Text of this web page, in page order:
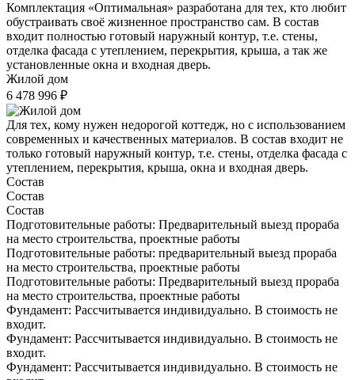
Комплектация «Оптимальная» разработана для тех, кто любит
обустраивать своё жизненное пространство сам. В состав
входит полностью готовый наружный контур, т.е. стены,
отделка фасада с утеплением, перекрытия, крыша, а так же
установленные окна и входная дверь.
Жилой дом
6 478 996 ₽
Для тех, кому нужен недорогой коттедж, но с использованием
современных и качественных материалов. В состав входит не
только готовый наружный контур, т.е. стены, отделка фасада с
утеплением, перекрытия, крыша, окна и входная дверь.
Состав
Состав
Состав
Подготовительные работы: Предварительный выезд прораба
на место строительства, проектные работы
Подготовительные работы: предварительный выезд прораба
на место строительства, проектные работы
Подготовительные работы: Предварительный выезд прораба
на место строительства, проектные работы
Фундамент: Рассчитывается индивидуально. В стоимость не
входит.
Фундамент: Рассчитывается индивидуально. В стоимость не
входит.
Фундамент: Рассчитывается индивидуально. В стоимость не